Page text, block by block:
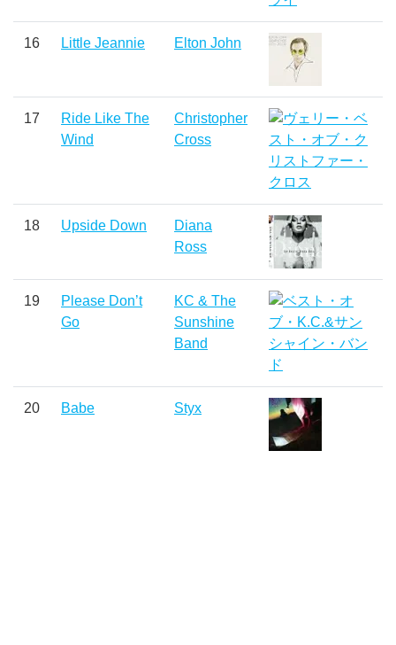
16 Little Jeannie Elton John
17
Ride Like The
Wind
Christopher
Cross
18 Upside Down
Diana
Ross
19
Please Don’t
Go
KC & The
Sunshine
Band
20 Babe Styx